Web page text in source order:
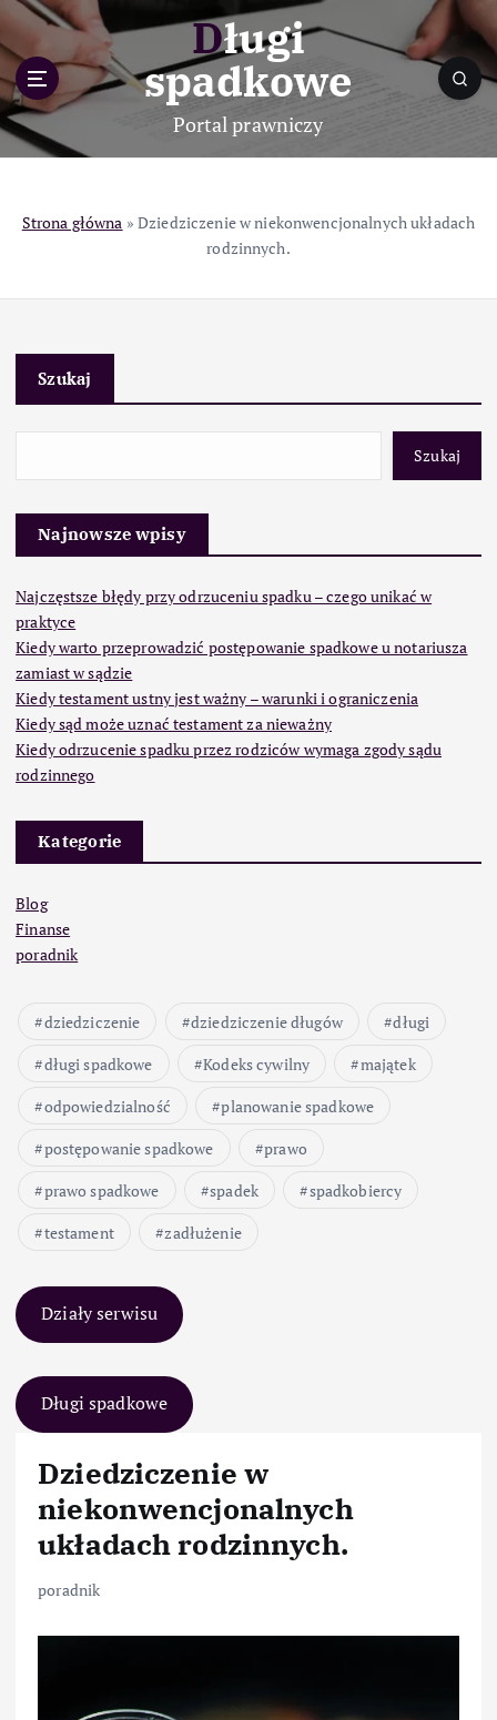
p
o
c
Długi
spadkowe
Portal prawniczy
Strona główna »Dziedziczenie w niekonwencjonalnych układach
rodzinnych.
Szukaj
Szukaj
Najnowsze wpisy
Najczęstsze błędy przy odrzuceniu spadku – czego unikać w
praktyce
Kiedy warto przeprowadzić postępowanie spadkowe u notariusza
zamiast w sądzie
Kiedy testament ustny jest ważny – warunki i ograniczenia
Kiedy sąd może uznać testament za nieważny
Kiedy odrzucenie spadku przez rodziców wymaga zgody sądu
rodzinnego
Kategorie
Blog
Finanse
poradnik
dziedziczenie dziedziczenie długów
długi
długi spadkowe
Kodeks cywilny
majątek
odpowiedzialność
planowanie spadkowe
postępowanie spadkowe
prawo
prawo spadkowe
spadek
spadkobiercy
testament
zadłużenie
Działy serwisu
Długi spadkowe
Dziedziczenie w
niekonwencjonalnych
układach rodzinnych.
poradnik